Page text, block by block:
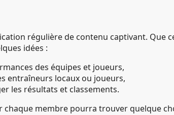
régulière de contenu captivant.
idées :
des équipes et joueurs,
entraîneurs locaux ou joueurs,
les résultats et classements.
membre pourra trouver quelque